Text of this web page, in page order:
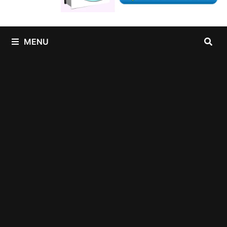
MENU